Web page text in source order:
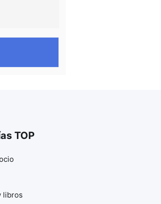
TOP
libros